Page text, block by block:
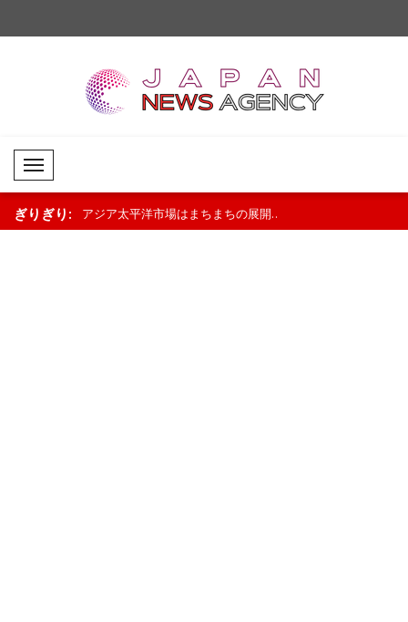
Mobil Menü
ぎりぎり:
で取引終了.. アジア太平洋市場はまちまちの展開..